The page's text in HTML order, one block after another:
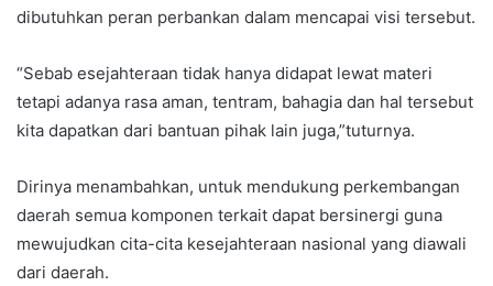
dibutuhkan peran perbankan dalam mencapai visi tersebut.
“Sebab esejahteraan tidak hanya didapat lewat materi
tetapi adanya rasa aman, tentram, bahagia dan hal tersebut
kita dapatkan dari bantuan pihak lain juga,”tuturnya.
Dirinya menambahkan, untuk mendukung perkembangan
daerah semua komponen terkait dapat bersinergi guna
mewujudkan cita-cita kesejahteraan nasional yang diawali
dari daerah.